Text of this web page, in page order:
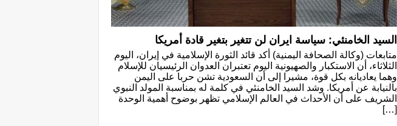
السيد الخامنئي: سياسة ايران لن تتغير بتغير قادة أمريكا
متابعات (وكالة الصحافة اليمنية) أكد قائد الثورة الإسلامية في إيران، اليوم
الثلاثاء، أن الاستكبار والصهيونية اليوم تعتبران العدوان الرئيسيان للإسلام
وهما يعاديانه بكل قوة، مشيرا إلى أن السعودية تشن حربا على اليمن
بالنيابة عن أمريكا. وشد السيد الخامنئي في كلمة له بمناسبة المولد النبوي
الشريف على أن الأحداث في العالم الإسلامي تظهر بوضوح أهمية الوحدة
[…]